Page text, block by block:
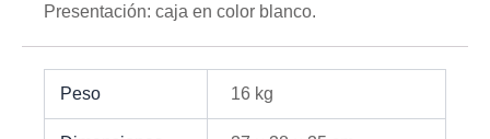
Presentación: caja en color blanco.
Peso 16 kg